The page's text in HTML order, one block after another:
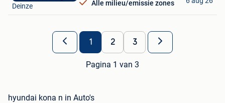
Alle milieu/emissie zones
Deinze
1 2 3
Pagina 1 van 3
hyundai kona n in Auto's